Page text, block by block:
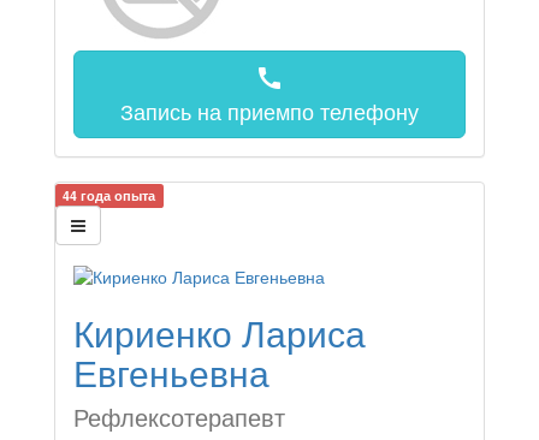
call
Запись на приемпо телефону
44 года опыта
Кириенко Лариса
Евгеньевна
Рефлексотерапевт